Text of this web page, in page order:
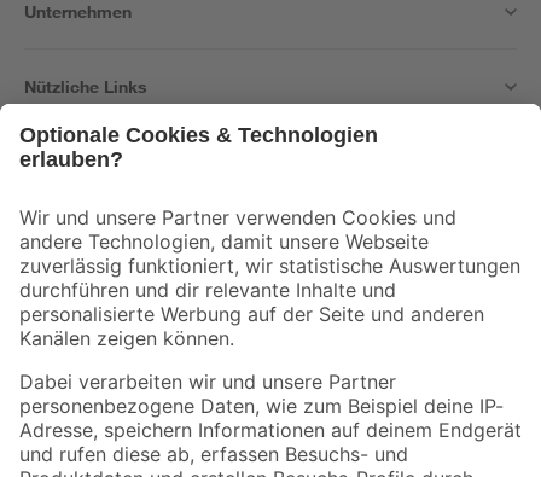
Unternehmen
Nützliche Links
Der toom Newsletter: Keine Angebote und Aktionen mehr verpassen!
Zur Newsletter Anmeldung
Folge uns
Zahlungsarten Versandarten